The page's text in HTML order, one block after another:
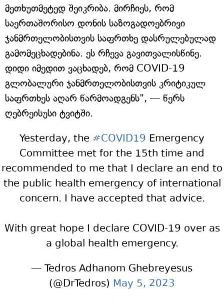
მეთხუთმეტედ შეიკრიბა. მირჩიეს, რომ
საერთაშორისო დონის საზოგადოებრივი
ჯანმრთელობისთვის საფრთხე დასრულებულად
გამომეცხადებინა. ეს რჩევა გავითვალისწინე.
დიდი იმედით ვაცხადებ, რომ COVID-19
გლობალური ჯანმრთელობისთვის კრიტიკულ
საფრთხეს აღარ წარმოადგენს", — წერს
ღებრეისუსი ტვიტში.
Yesterday, the #COVID19 Emergency
Committee met for the 15th time and
recommended to me that I declare an end to
the public health emergency of international
concern. I have accepted that advice.
With great hope I declare COVID-19 over as
a global health emergency.
— Tedros Adhanom Ghebreyesus
(@DrTedros) May 5, 2023